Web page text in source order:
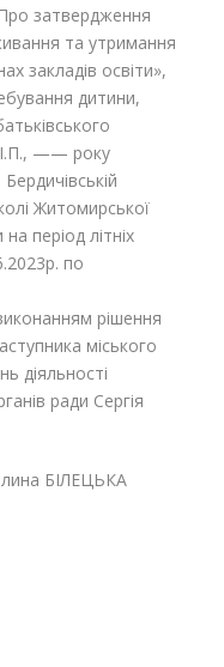
затвердження
та утримання
закладів освіти»,
дитини,
—— року
Житомирської
період літніх
по
рішення
міського
діяльності
ради Сергія
БІЛЕЦЬКА